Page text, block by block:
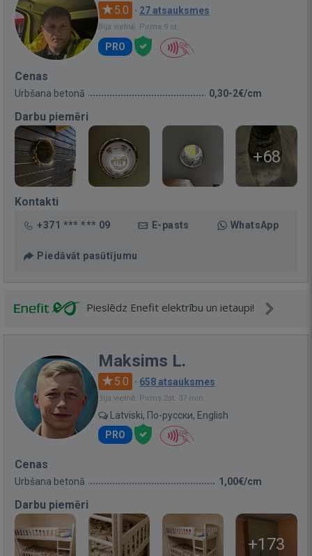
5.0 · 27 atsauksmes
Bija vietnē: Pirms 9 st.
PRO
Cenas
Urbšana betonā 0,30-2€/cm
Darbu piemēri
+68
Kontakti
+371 *** *** 09 E-pasts WhatsApp
Piedāvāt pasūtījumu
Pieslēdz Enefit elektrību un ietaupi!
Maksims L.
5.0 · 658 atsauksmes
Bija vietnē: Pirms 2st. 37 min.
Latviski, По-русски, English
PRO
Cenas
Urbšana betonā 1,00€/cm
Darbu piemēri
+173